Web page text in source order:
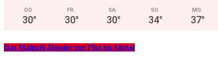
DO.
30°
FR.
30°
SA.
30°
SO.
34°
MO.
37°
Das Mainz&-Dossier zur Flut im Ahrtal